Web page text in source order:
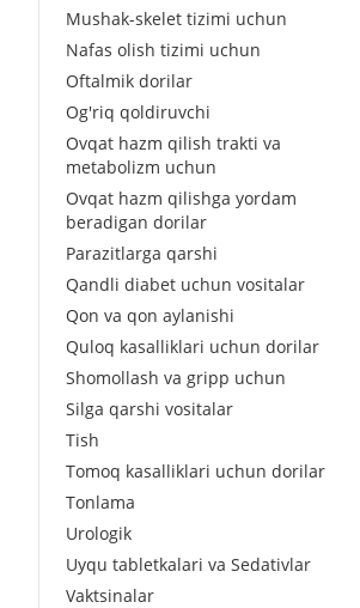
Mushak-skelet tizimi uchun
Nafas olish tizimi uchun
Oftalmik dorilar
Og'riq qoldiruvchi
Ovqat hazm qilish trakti va
metabolizm uchun
Ovqat hazm qilishga yordam
beradigan dorilar
Parazitlarga qarshi
Qandli diabet uchun vositalar
Qon va qon aylanishi
Quloq kasalliklari uchun dorilar
Shomollash va gripp uchun
Silga qarshi vositalar
Tish
Tomoq kasalliklari uchun dorilar
Tonlama
Urologik
Uyqu tabletkalari va Sedativlar
Vaktsinalar